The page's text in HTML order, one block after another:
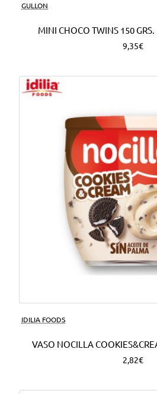
GULLON
MINI
9,35€
IDILIA FOODS
VASO NOCILLA
2,82€